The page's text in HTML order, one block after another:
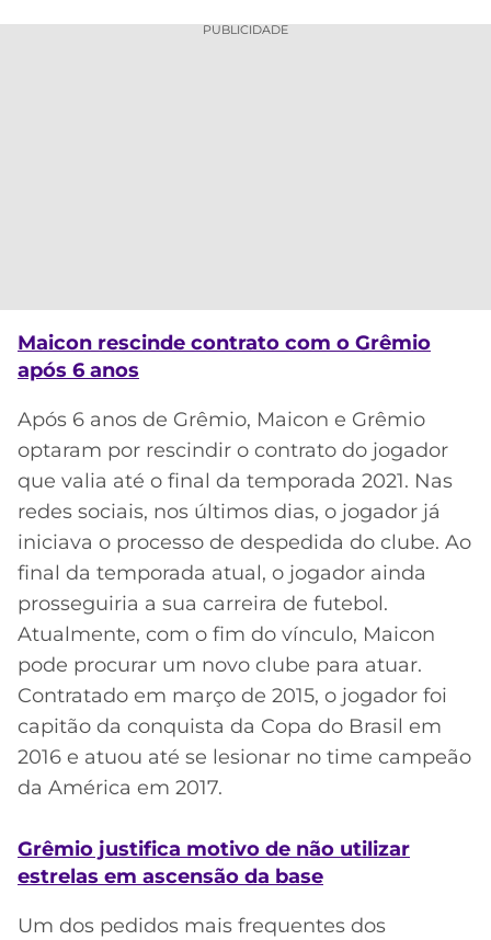
MELHORES
CASSINOS
ONLINE
2026
SANTOS
GRÊMIO
ATLÉTICO
MG
CRUZEIRO
CAMPEÕES
LALIGA
PUBLICIDADE
Maicon rescinde contrato com o Grêmio
após 6 anos
Após 6 anos de Grêmio, Maicon e Grêmio
optaram por rescindir o contrato do jogador
que valia até o final da temporada 2021. Nas
redes sociais, nos últimos dias, o jogador já
iniciava o processo de despedida do clube. Ao
final da temporada atual, o jogador ainda
prosseguiria a sua carreira de futebol.
Atualmente, com o fim do vínculo, Maicon
pode procurar um novo clube para atuar.
Contratado em março de 2015, o jogador foi
capitão da conquista da Copa do Brasil em
2016 e atuou até se lesionar no time campeão
da América em 2017.
Grêmio justifica motivo de não utilizar
estrelas em ascensão da base
Um dos pedidos mais frequentes dos